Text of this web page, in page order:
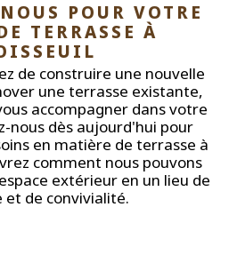
POUR VOTRE
TERRASSE À
de construire une nouvelle
une terrasse existante,
accompagner dans votre
nous dès aujourd'hui pour
en matière de terrasse à
comment nous pouvons
extérieur en un lieu de
et de convivialité.